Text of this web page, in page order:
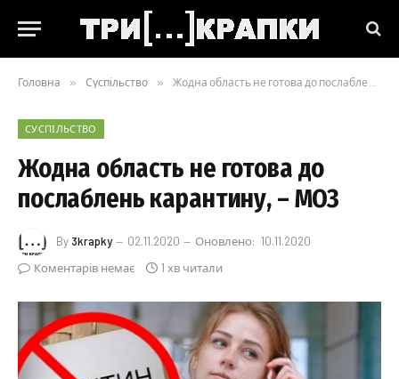
Головна » Суспільство » Жодна область не готова до послаблень карантину, – МОЗ
СУСПІЛЬСТВО
Жодна область не готова до
послаблень карантину, – МОЗ
By 3krapky 02.11.2020 Оновлено: 10.11.2020
Коментарів немає
1 хв читали